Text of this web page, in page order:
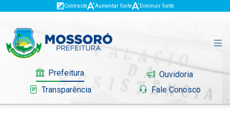
Contraste Aumentar fonte Diminuir fonte
Prefeitura
Ouvidoria
Transparência
Fale Conosco